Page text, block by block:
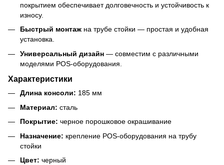
покрытием обеспечивает долговечность и устойчивость к
износу.
Быстрый монтаж на трубе стойки — простая и удобная
установка.
Универсальный дизайн — совместим с различными
моделями POS-оборудования.
Характеристики
Длина консоли: 185 мм
Материал: сталь
Покрытие: черное порошковое окрашивание
Назначение: крепление POS-оборудования на трубу
стойки
Цвет: черный